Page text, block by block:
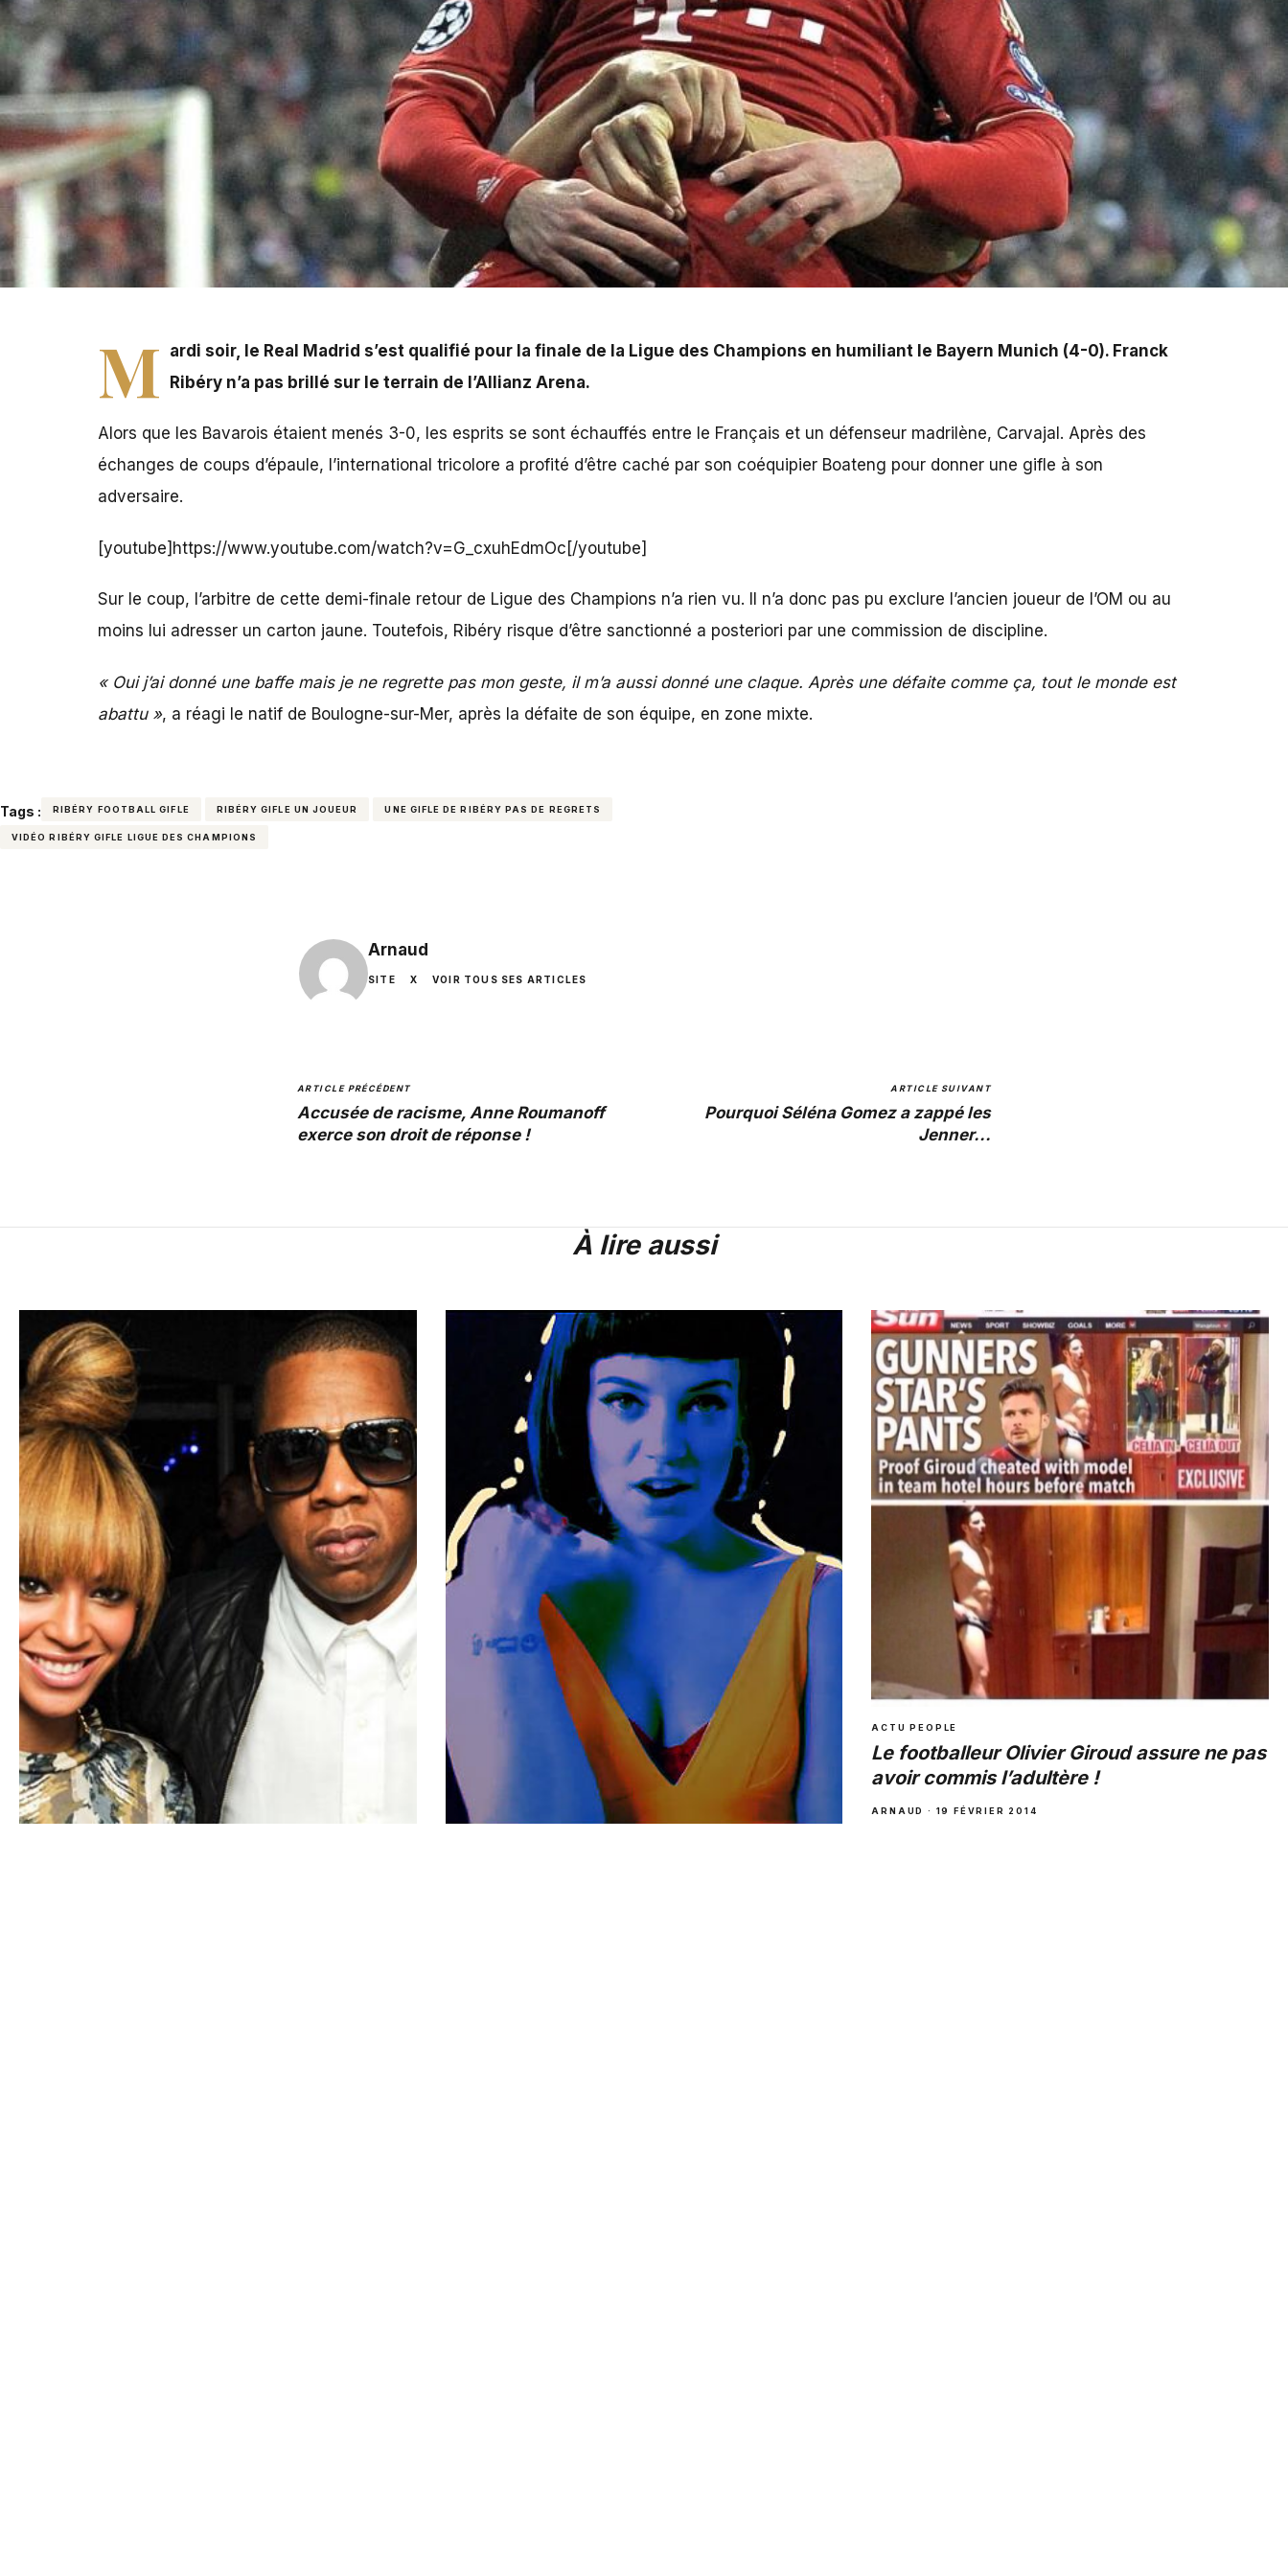
M ardi soir, le Real Madrid s’est qualifié pour la finale de la Ligue des Champions en humiliant le Bayern Munich (4-0). Franck
Ribéry n’a pas brillé sur le terrain de l’Allianz Arena.
Alors que les Bavarois étaient menés 3-0, les esprits se sont échauffés entre le Français et un défenseur madrilène, Carvajal. Après des
échanges de coups d’épaule, l’international tricolore a profité d’être caché par son coéquipier Boateng pour donner une gifle à son
adversaire.
[youtube]https://www.youtube.com/watch?v=G_cxuhEdmOc[/youtube]
Sur le coup, l’arbitre de cette demi-finale retour de Ligue des Champions n’a rien vu. Il n’a donc pas pu exclure l’ancien joueur de l’OM ou au
moins lui adresser un carton jaune. Toutefois, Ribéry risque d’être sanctionné a posteriori par une commission de discipline.
« Oui j’ai donné une baffe mais je ne regrette pas mon geste, il m’a aussi donné une claque. Après une défaite comme ça, tout le monde est
abattu », a réagi le natif de Boulogne-sur-Mer, après la défaite de son équipe, en zone mixte.
Tags : RIBÉRY FOOTBALL GIFLE RIBÉRY GIFLE UN JOUEUR UNE GIFLE DE RIBÉRY PAS DE REGRETS
VIDÉO RIBÉRY GIFLE LIGUE DES CHAMPIONS
Arnaud
SITE X VOIR TOUS SES ARTICLES
ARTICLE PRÉCÉDENT
Accusée de racisme, Anne Roumanoff
exerce son droit de réponse !
ARTICLE SUIVANT
Pourquoi Séléna Gomez a zappé les
Jenner...
À lire aussi
ACTU PEOPLE
Le footballeur Olivier Giroud assure ne pas
avoir commis l’adultère !
ARNAUD · 19 FÉVRIER 2014